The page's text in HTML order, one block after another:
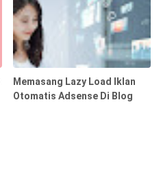
Memasang Lazy Load Iklan
Otomatis Adsense Di Blog